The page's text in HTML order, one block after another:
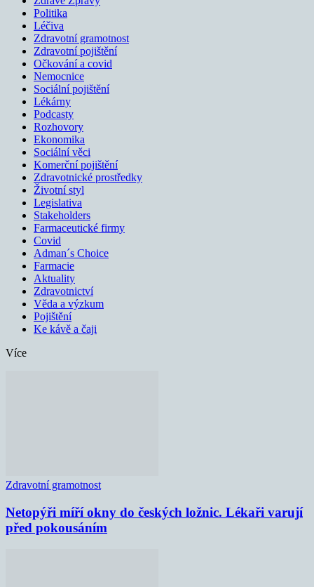
Politika
Léčiva
Zdravotní gramotnost
Zdravotní pojištění
Očkování a covid
Nemocnice
Sociální pojištění
Lékárny
Podcasty
Rozhovory
Ekonomika
Sociální věci
Komerční pojištění
Zdravotnické prostředky
Životní styl
Legislativa
Stakeholders
Farmaceutické firmy
Covid
Adman´s Choice
Farmacie
Aktuality
Zdravotnictví
Věda a výzkum
Pojištění
Ke kávě a čaji
Více
Zdravotní gramotnost
Netopýři míří okny do českých ložnic. Lékaři varují
před pokousáním